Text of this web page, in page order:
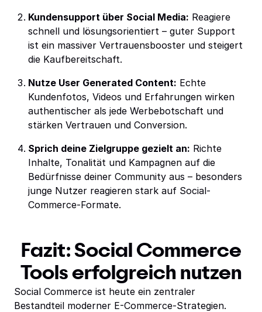
Kundensupport über Social Media: Reagiere
schnell und lösungsorientiert – guter Support
ist ein massiver Vertrauensbooster und steigert
die Kaufbereitschaft.
Nutze User Generated Content: Echte
Kundenfotos, Videos und Erfahrungen wirken
authentischer als jede Werbebotschaft und
stärken Vertrauen und Conversion.
Sprich deine Zielgruppe gezielt an: Richte
Inhalte, Tonalität und Kampagnen auf die
Bedürfnisse deiner Community aus – besonders
junge Nutzer reagieren stark auf Social-
Commerce-Formate.
Fazit: Social Commerce
Tools erfolgreich nutzen
Social Commerce ist heute ein zentraler
Bestandteil moderner E-Commerce-Strategien.